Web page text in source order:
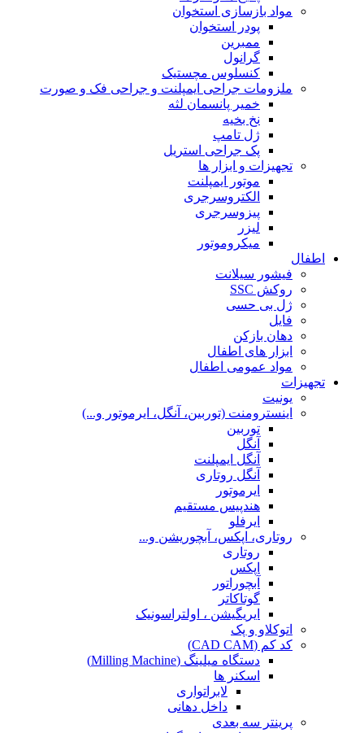
مواد بازسازی استخوان
پودر استخوان
ممبرین
گرانول
کنسلوس مچستیک
ملزومات جراحی ایمپلنت و جراحی فک و صورت
خمیر پانسمان لثه
نخ بخیه
ژل تامپ
پک جراحی استریل
تجهیزات و ابزار ها
موتور ایمپلنت
الکتروسرجری
پیزوسرجری
لیزر
میکروموتور
اطفال
فیشور سیلانت
روکش SSC
ژل بی حسی
فایل
دهان بازکن
ابزار های اطفال
مواد عمومی اطفال
تجهیزات
یونیت
اینسترومنت (توربین، آنگل، ایرموتور و...)
توربین
آنگل
آنگل ایمپلنت
آنگل روتاری
ایرموتور
هندپیس مستقیم
ایرفلو
روتاری، اپکس، آبچوریشن و...
روتاری
اپکس
آبچوراتور
گوتاکاتر
ایریگیشن ، اولتراسونیک
اتوکلاو و پک
کد کم (CAD CAM)
دستگاه میلینگ (Milling Machine)
اسکنر ها
لابراتواری
داخل دهانی
پرینتر سه بعدی